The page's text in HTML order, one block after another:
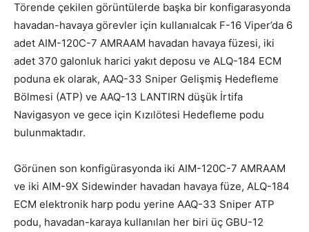
Törende çekilen görüntülerde başka bir konfigarasyonda
havadan-havaya görevler için kullanıalcak F-16 Viper’da 6
adet AIM-120C-7 AMRAAM havadan havaya füzesi, iki
adet 370 galonluk harici yakıt deposu ve ALQ-184 ECM
poduna ek olarak, AAQ-33 Sniper Gelişmiş Hedefleme
Bölmesi (ATP) ve AAQ-13 LANTIRN düşük İrtifa
Navigasyon ve gece için Kızılötesi Hedefleme podu
bulunmaktadır.
Görünen son konfigürasyonda iki AIM-120C-7 AMRAAM
ve iki AIM-9X Sidewinder havadan havaya füze, ALQ-184
ECM elektronik harp podu yerine AAQ-33 Sniper ATP
podu, havadan-karaya kullanılan her biri üç GBU-12